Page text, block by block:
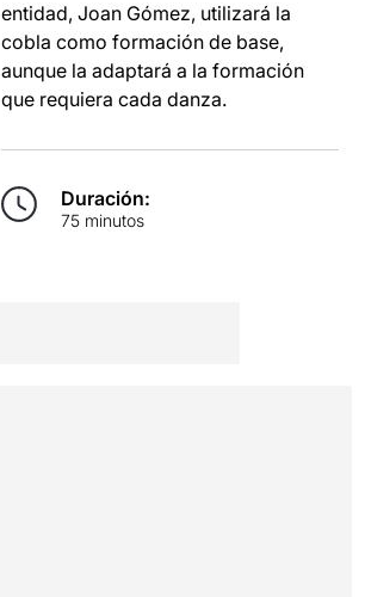
entidad, Joan Gómez, utilizará la
cobla como formación de base,
aunque la adaptará a la formación
que requiera cada danza.
Duración:
75 minutos